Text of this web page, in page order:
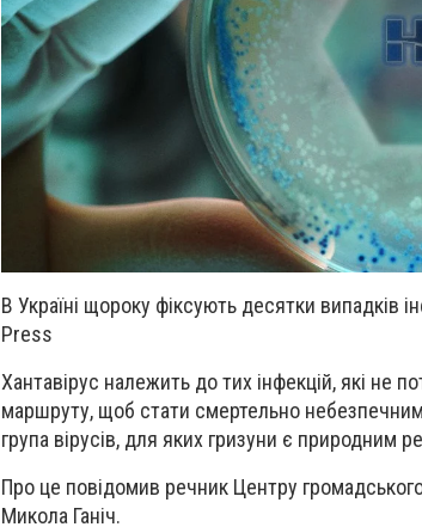
В Україні щороку фіксують десятки випадків
Press
Хантавірус належить до тих інфекцій, які не
маршруту, щоб стати смертельно
група вірусів, для яких гризуни є природним
Про це повідомив речник Центру
Микола Ганіч.